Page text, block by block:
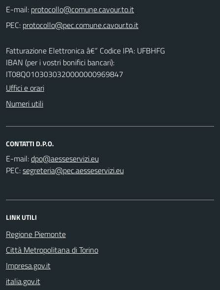
E-mail:
PEC:
Fatturazione Elettronica â€“ Codice IPA: UFBHFG
IBAN (per i vostri bonifici bancari):
IT08Q0103030320000000969847
Uffici e orari
Numeri utili
CONTATTI D.P.O.
E-mail:
PEC:
LINK UTILI
Regione Piemonte
Città Metropolitana di Torino
Impresa.gov.it
italia.gov.it